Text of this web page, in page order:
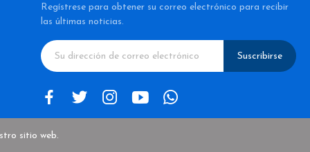
Regístrese para obtener su correo electrónico para recibir
las últimas noticias.
Suscribirse
sitio web.